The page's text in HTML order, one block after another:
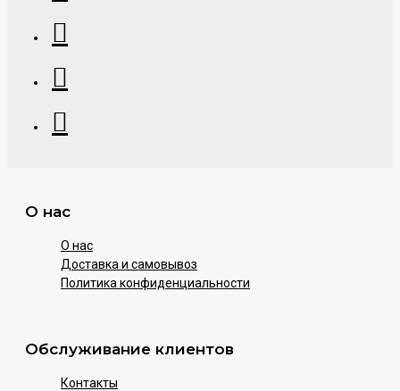
О нас
О нас
Доставка и самовывоз
Политика конфиденциальности
Обслуживание клиентов
Контакты